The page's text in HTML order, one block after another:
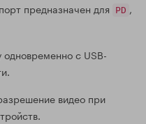
предназначен для PD ,
с USB-
видео при